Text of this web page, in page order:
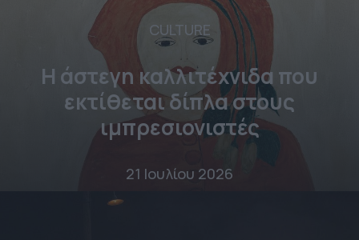
CULTURE
Η άστεγη καλλιτέχνιδα που
εκτίθεται δίπλα στους
ιμπρεσιονιστές
21 Ιουλίου 2026